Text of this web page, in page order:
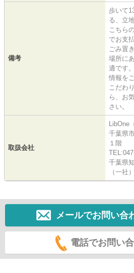
備考
歩いて
る、立
こちら
でお支
ごみ置
場所に
適です
情報を
こだわ
ら、お
さい。
取扱会社
LibOne
千葉県
１階
千葉県
（一社
メールでお問い合
電話でお問い